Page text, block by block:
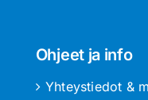
Ohjeet ja info
Yhteystiedot &